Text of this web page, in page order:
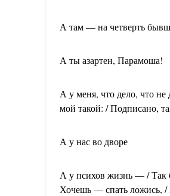
А там — на четверть
А ты азартен, Парамоша!
А у меня, что дело, что
мой такой: / Подписано,
А у нас во дворе
А у психов жизнь — /
Хочешь — спать ложись,